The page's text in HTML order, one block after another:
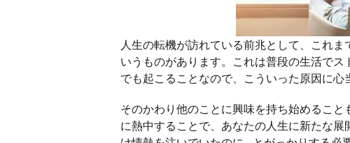
人生の転機が訪れている前兆として、これ
いうものがあります。これは普段の生活で
でも起こることなので、こういった原因に心
そのかわり他のことに興味を持ち始めるこ
に熱中することで、あなたの人生に新たな